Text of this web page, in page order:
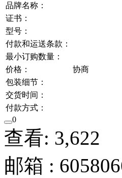
品牌名称：
证书：
型号：
付款和运送条款：
最小订购数量：
价格：
协商
包装细节：
交货时间：
付款方式：
0
查看: 3,622
邮箱 :